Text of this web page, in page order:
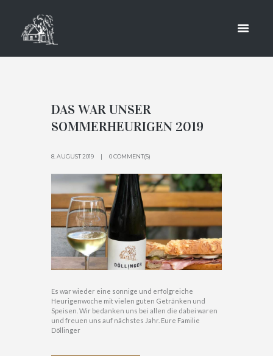
2019
DAS WAR UNSER
SOMMERHEURIGEN 2019
8. AUGUST 2019 0 COMMENT(S)
Es war wieder eine sonnige und erfolgreiche
Heurigenwoche mit vielen guten Getränken und
Speisen. Wir bedanken uns bei allen die dabei waren
und freuen uns auf nächstes Jahr. Eure Familie
Döllinger